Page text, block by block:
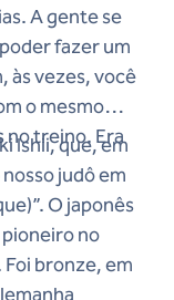
A gente se
fazer um
às vezes, você
o mesmo
no treino. Era
Ishii, que, em
judô em
O japonês
no
bronze, em